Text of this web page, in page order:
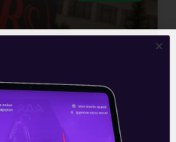
Resultado do